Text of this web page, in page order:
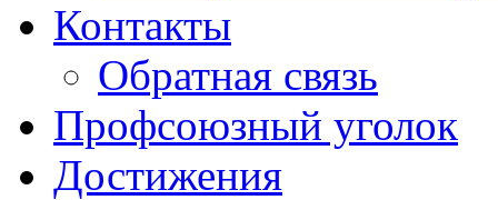
Контакты
Обратная связь
Профсоюзный уголок
Достижения